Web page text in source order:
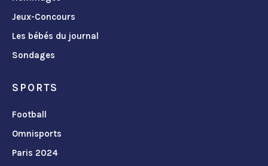
Jeux-Concours
Les bébés du journal
Sondages
SPORTS
Football
Omnisports
Paris 2024